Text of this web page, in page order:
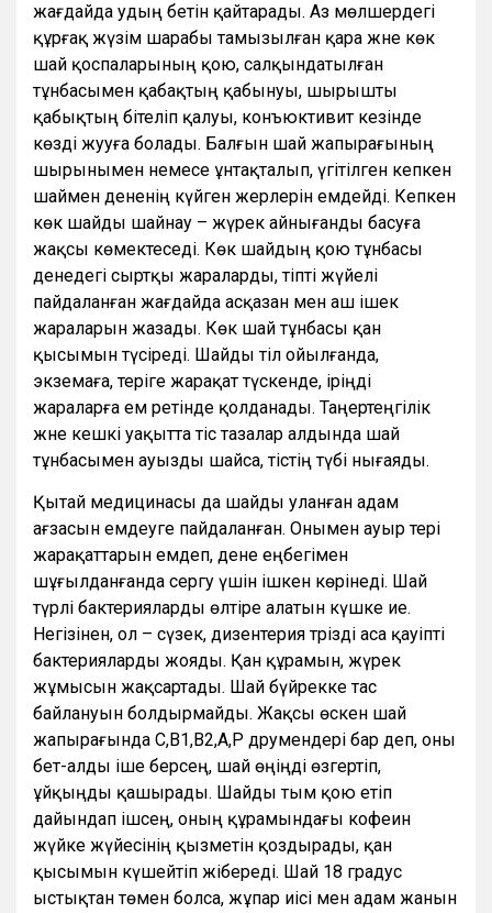
жағдайда удың бетін қайтарады. Аз мөлшердегі
құрғақ жүзім шарабы тамызылған қара және көк
шай қоспаларының қою, салқындатылған
тұнбасымен қабақтың қабынуы, шырышты
қабықтың бітеліп қалуы, конъюктивит кезінде
көзді жууға болады. Балғын шай жапырағының
шырынымен немесе ұнтақталып, үгітілген кепкен
шаймен дененің күйген жерлерін емдейді. Кепкен
көк шайды шайнау – жүрек айнығанды басуға
жақсы көмектеседі. Көк шайдың қою тұнбасы
денедегі сыртқы жараларды, тіпті жүйелі
пайдаланған жағдайда асқазан мен аш ішек
жараларын жазады. Көк шай тұнбасы қан
қысымын түсіреді. Шайды тіл ойылғанда,
экземаға, теріге жарақат түскенде, іріңді
жараларға ем ретінде қолданады. Таңертеңгілік
және кешкі уақытта тіс тазалар алдында шай
тұнбасымен ауызды шайса, тістің түбі нығаяды.
Қытай медицинасы да шайды уланған адам
ағзасын емдеуге пайдаланған. Онымен ауыр тері
жарақаттарын емдеп, дене еңбегімен
шұғылданғанда сергу үшін ішкен көрінеді. Шай
түрлі бактерияларды өлтіре алатын күшке ие.
Негізінен, ол – сүзек, дизентерия тәрізді аса қауіпті
бактерияларды жояды. Қан құрамын, жүрек
жұмысын жақсартады. Шай бүйрекке тас
байлануын болдырмайды. Жақсы өскен шай
жапырағында С,В1,В2,А,Р дәрумендері бар деп, оны
бет-алды іше берсең, шай өңіңді өзгертіп,
ұйқыңды қашырады. Шайды тым қою етіп
дайындап ішсең, оның құрамындағы кофеин
жүйке жүйесінің қызметін қоздырады, қан
қысымын күшейтіп жібереді. Шай 18 градус
ыстықтан төмен болса, жұпар иісі мен адам жанын